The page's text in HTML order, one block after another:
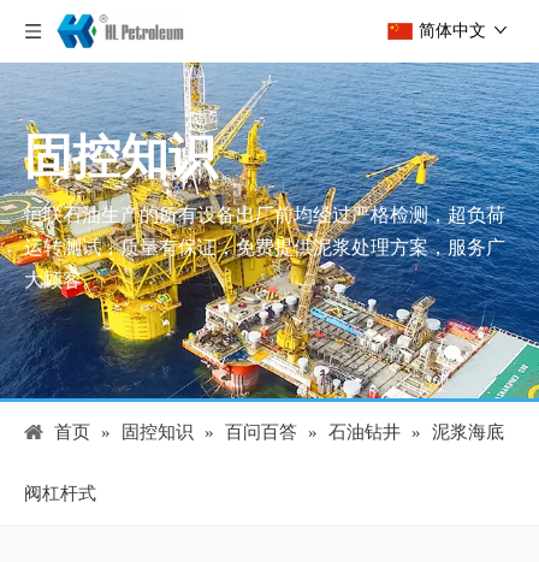
简体中文
固控知识
恒联石油生产的所有设备出厂前均经过严格检测，超负荷
运转测试，质量有保证，免费提供泥浆处理方案，服务广
大顾客。
首页 » 固控知识 » 百问百答 » 石油钻井 » 泥浆海底
阀杠杆式